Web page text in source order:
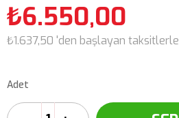
₺6.550,00
₺1.637,50 'den başlayan taksitlerle
Adet